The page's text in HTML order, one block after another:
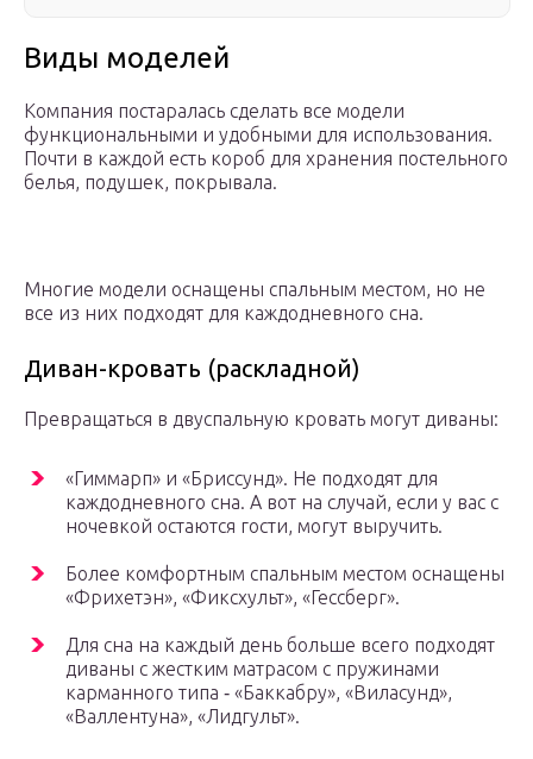
Виды моделей
Компания постаралась сделать все модели
функциональными и удобными для использования.
Почти в каждой есть короб для хранения постельного
белья, подушек, покрывала.
Многие модели оснащены спальным местом, но не
все из них подходят для каждодневного сна.
Диван-кровать (раскладной)
Превращаться в двуспальную кровать могут диваны:
«Гиммарп» и «Бриссунд». Не подходят для
каждодневного сна. А вот на случай, если у вас с
ночевкой остаются гости, могут выручить.
Более комфортным спальным местом оснащены
«Фрихетэн», «Фиксхульт», «Гессберг».
Для сна на каждый день больше всего подходят
диваны с жестким матрасом с пружинами
карманного типа ‑ «Баккабру», «Виласунд»,
«Валлентуна», «Лидгульт».